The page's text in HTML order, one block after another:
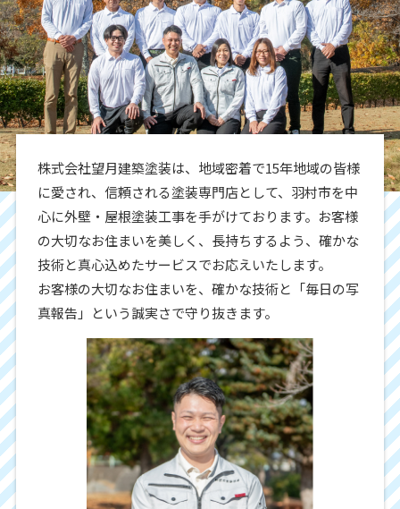
株式会社望月建築塗装は、地域密着で15年地域の皆様
に愛され、信頼される塗装専門店として、羽村市を中
心に外壁・屋根塗装工事を手がけております。お客様
の大切なお住まいを美しく、長持ちするよう、確かな
技術と真心込めたサービスでお応えいたします。
お客様の大切なお住まいを、確かな技術と「毎日の写
真報告」という誠実さで守り抜きます。